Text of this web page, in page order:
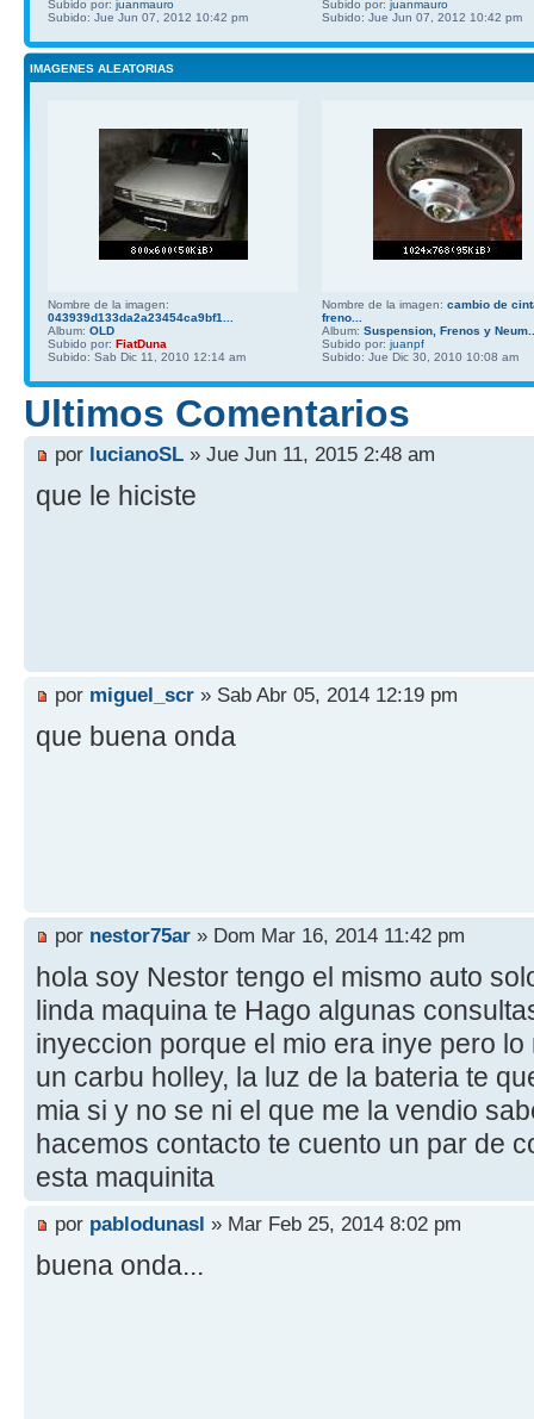
Subido por: juanmauro
Subido: Jue Jun 07, 2012 10:42 pm
Subido por: juanmauro
Subido: Jue Jun 07, 2012 10:42 pm
IMAGENES ALEATORIAS
Nombre de la imagen:
043939d133da2a23454ca9bf1...
Album: OLD
Subido por: FiatDuna
Subido: Sab Dic 11, 2010 12:14 am
Nombre de la imagen: cambio de
freno...
Album: Suspension, Frenos y
Subido por: juanpf
Subido: Jue Dic 30, 2010 10:08 am
Ultimos Comentarios
por lucianoSL » Jue Jun 11, 2015 2:48 am
que le hiciste
por miguel_scr » Sab Abr 05, 2014 12:19 pm
que buena onda
por nestor75ar » Dom Mar 16, 2014 11:42 pm
hola soy Nestor tengo el mismo auto
linda maquina te Hago algunas
inyeccion porque el mio era inye pero
un carbu holley, la luz de la bateria te
mia si y no se ni el que me la vendio
hacemos contacto te cuento un par de
esta maquinita
por pablodunasl » Mar Feb 25, 2014 8:02 pm
buena onda...